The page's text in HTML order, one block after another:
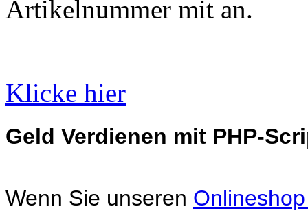
Artikelnummer mit an.
Klicke hier
Geld Verdienen mit PHP-
Wenn Sie unseren